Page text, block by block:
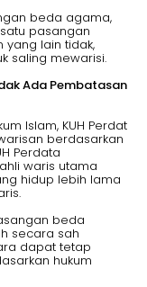
beda agama,
pasangan
lain tidak,
saling mewarisi.
Ada Pembatasan
Islam, KUH Perdat
berdasarkan
Perdata
waris utama
hidup lebih lama
beda
secara sah
dapat tetap
hukum